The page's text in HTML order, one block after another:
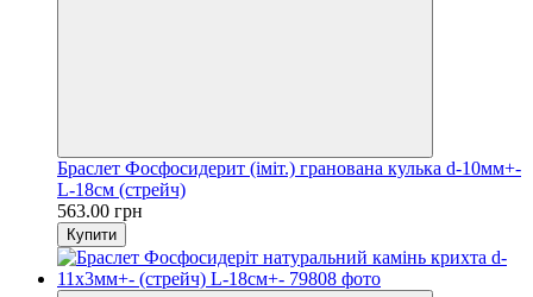
Браслет Фосфосидерит (іміт.) гранована кулька d-10мм+-
L-18см (стрейч)
563.00 грн
Купити